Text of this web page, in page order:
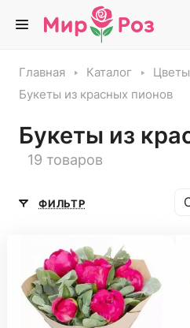
Главная Каталог Цветы
Букеты из красных пионов
Букеты из
19 товаров
ФИЛЬТР